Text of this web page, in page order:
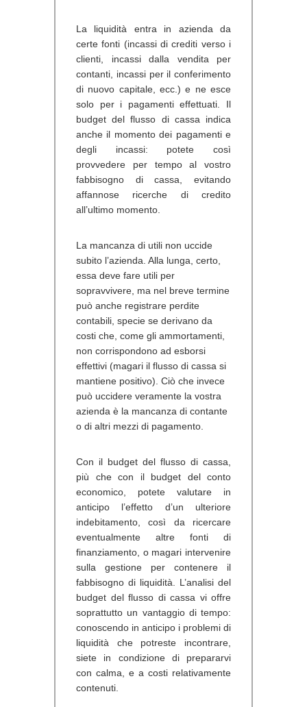
La liquidità entra in azienda da
certe fonti (incassi di crediti verso i
clienti, incassi dalla vendita per
contanti, incassi per il conferimento
di nuovo capitale, ecc.) e ne esce
solo per i pagamenti effettuati. Il
budget del flusso di cassa indica
anche il momento dei pagamenti e
degli incassi: potete così
provvedere per tempo al vostro
fabbisogno di cassa, evitando
affannose ricerche di credito
all’ultimo momento.
La mancanza di utili non uccide
subito l’azienda. Alla lunga, certo,
essa deve fare utili per
sopravvivere, ma nel breve termine
può anche registrare perdite
contabili, specie se derivano da
costi che, come gli ammortamenti,
non corrispondono ad esborsi
effettivi (magari il flusso di cassa si
mantiene positivo). Ciò che invece
può uccidere veramente la vostra
azienda è la mancanza di contante
o di altri mezzi di pagamento.
Con il budget del flusso di cassa,
più che con il budget del conto
economico, potete valutare in
anticipo l’effetto d’un ulteriore
indebitamento, così da ricercare
eventualmente altre fonti di
finanziamento, o magari intervenire
sulla gestione per contenere il
fabbisogno di liquidità. L’analisi del
budget del flusso di cassa vi offre
soprattutto un vantaggio di tempo:
conoscendo in anticipo i problemi di
liquidità che potreste incontrare,
siete in condizione di prepararvi
con calma, e a costi relativamente
contenuti.